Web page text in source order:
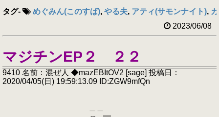
タグ- めぐみん(このすば), やる夫, アティ(サモンナイト),
2023/06/08
マジチンEP２ ２２
9410 名前：混ぜ人 ◆mazEBItOV2 [sage] 投稿日：
2020/04/05(日) 19:59:13.09 ID:ZGW9mfQn